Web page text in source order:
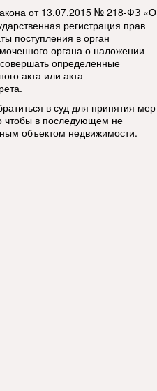
от 13.07.2015 № 218-ФЗ «О
регистрация прав
поступления в орган
органа о наложении
определенные
акта или акта
в суд для принятия мер
чтобы в последующем не
объектом недвижимости.